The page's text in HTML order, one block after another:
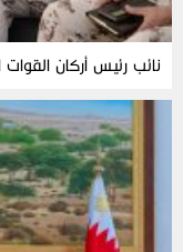
نائب رئيس أركان القوات